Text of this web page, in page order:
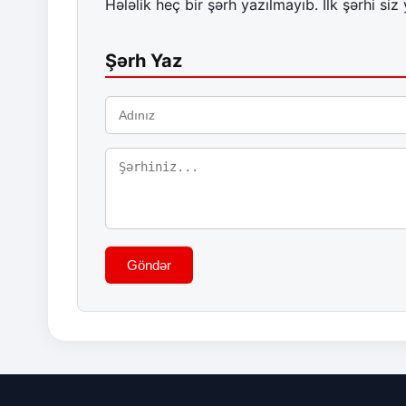
Hələlik heç bir şərh yazılmayıb. İlk şərhi siz
Şərh Yaz
Göndər